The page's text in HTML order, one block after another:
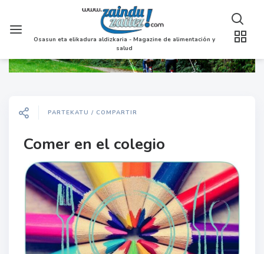
Osasun eta elikadura aldizkaria - Magazine de alimentación y
salud
PARTEKATU / COMPARTIR
Comer en el colegio